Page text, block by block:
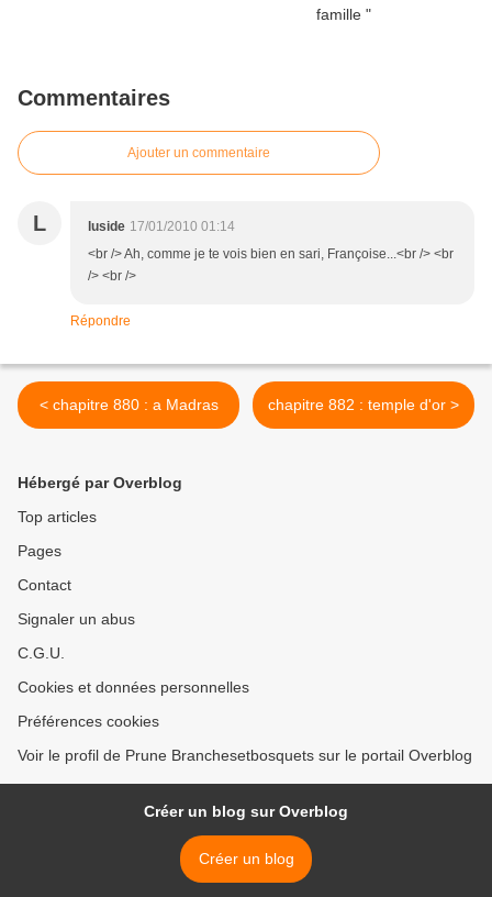
Commentaires
Ajouter un commentaire
L luside 17/01/2010 01:14
<br /> Ah, comme je te vois bien en sari, Françoise...<br /> <br
/> <br />
Répondre
< chapitre 880 : a Madras chapitre 882 : temple d'or >
Hébergé par Overblog
Top articles
Pages
Contact
Signaler un abus
C.G.U.
Cookies et données personnelles
Préférences cookies
Voir le profil de Prune Branchesetbosquets sur le portail Overblog
Créer un blog sur Overblog
Créer un blog